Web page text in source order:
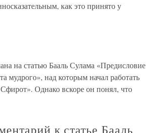
как это принято у
на статью Бааль Сулама «Предисловие
мудрого», над которым начал работать
Однако вскоре он понял, что
к статье Бааль